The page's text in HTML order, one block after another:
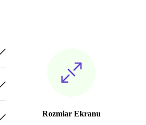
Rozmiar Ekranu